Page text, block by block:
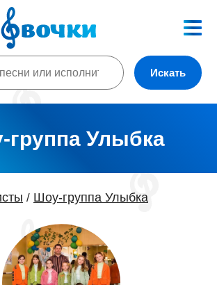
Искать
группа Улыбка
/ Шоу-группа Улыбка